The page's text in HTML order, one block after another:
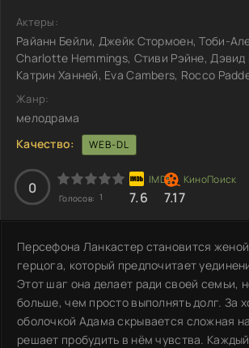
Актеры:
Райанн Бейли, Джейк Стормоен, Тоби-
Charlotte Hemmings, Стиви Рэйне, Дэвид
Катрин Ханней, Eva Cambers, Rocco
Жанр:
мелодрама
Качество:
WEB-DL
0
Голосов: 1 7.6 7.17
Персефона Ланкастер становится
герцога, который предпочитает
Этот шаг она делает ради своей семьи,
больше, чем просто выполнять долг. За
оболочкой Адама скрывается сложная
решает пробудить в нём чувства.